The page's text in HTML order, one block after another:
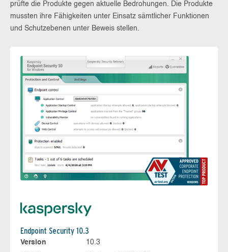
prüfte die Produkte gegen aktuelle Bedrohungen. Die Produkte
mussten ihre Fähigkeiten unter Einsatz sämtlicher Funktionen
und Schutzebenen unter Beweis stellen.
Endpoint Security 10.3
Version
10.3